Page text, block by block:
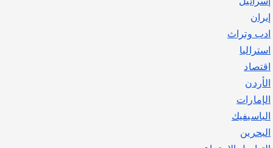
إيران
ادب وتراث
استراليا
اقتصاد
الأردن
الإمارات
الباسيفيك
البحرين